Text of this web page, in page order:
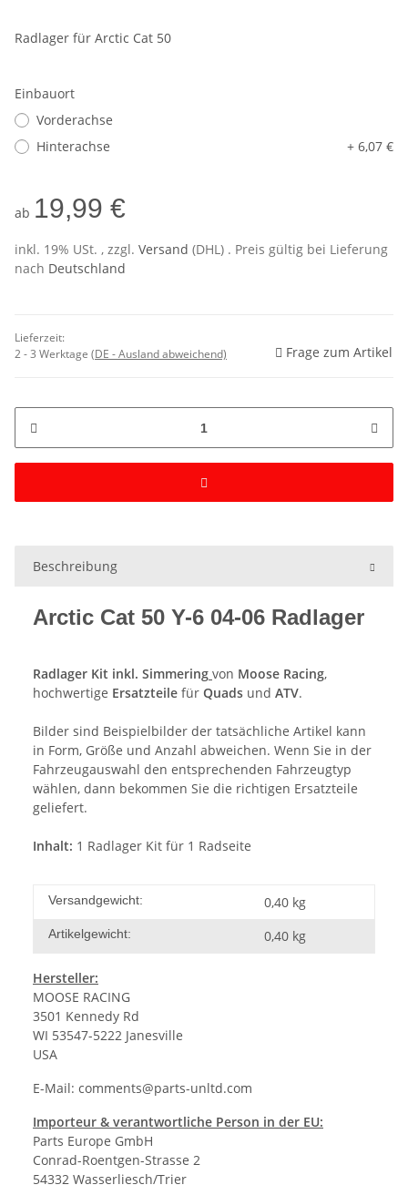
Radlager für Arctic Cat 50
Einbauort
Vorderachse
Hinterachse
+ 6,07 €
ab 19,99 €
inkl. 19% USt. , zzgl. Versand (DHL) . Preis gültig bei Lieferung
nach Deutschland
Lieferzeit:
2 - 3 Werktage (DE - Ausland abweichend) Frage zum Artikel
Beschreibung
Arctic Cat 50 Y-6 04-06 Radlager
Radlager Kit inkl. Simmering von Moose Racing,
hochwertige Ersatzteile für Quads und ATV.
Bilder sind Beispielbilder der tatsächliche Artikel kann
in Form, Größe und Anzahl abweichen. Wenn Sie in der
Fahrzeugauswahl den entsprechenden Fahrzeugtyp
wählen, dann bekommen Sie die richtigen Ersatzteile
geliefert.
Inhalt: 1 Radlager Kit für 1 Radseite
Versandgewicht: 0,40 kg
Artikelgewicht: 0,40 kg
Hersteller:
MOOSE RACING
3501 Kennedy Rd
WI 53547-5222 Janesville
USA
E-Mail: comments@parts-unltd.com
Importeur & verantwortliche Person in der EU:
Parts Europe GmbH
Conrad-Roentgen-Strasse 2
54332 Wasserliesch/Trier